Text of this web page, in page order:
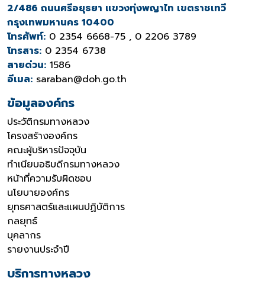
2/486 ถนนศรีอยุธยา แขวงทุ่งพญาไท เขตราชเทวี
กรุงเทพมหานคร 10400
โทรศัพท์: 0 2354 6668-75 , 0 2206 3789
โทรสาร: 0 2354 6738
สายด่วน: 1586
อีเมล: saraban@doh.go.th
ข้อมูลองค์กร
ประวัติกรมทางหลวง
โครงสร้างองค์กร
คณะผู้บริหารปัจจุบัน
ทำเนียบอธิบดีกรมทางหลวง
หน้าที่ความรับผิดชอบ
นโยบายองค์กร
ยุทธศาสตร์และแผนปฏิบัติการ
กลยุทธ์
บุคลากร
รายงานประจำปี
บริการทางหลวง